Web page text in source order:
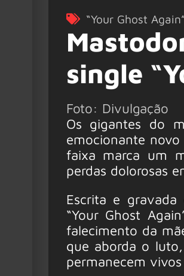
“Your Ghost
single
Foto: Divulgação
Os gigantes do
emocionante
faixa marca um
perdas dolorosas
Escrita e
“Your Ghost
falecimento da
que aborda o
permanecem